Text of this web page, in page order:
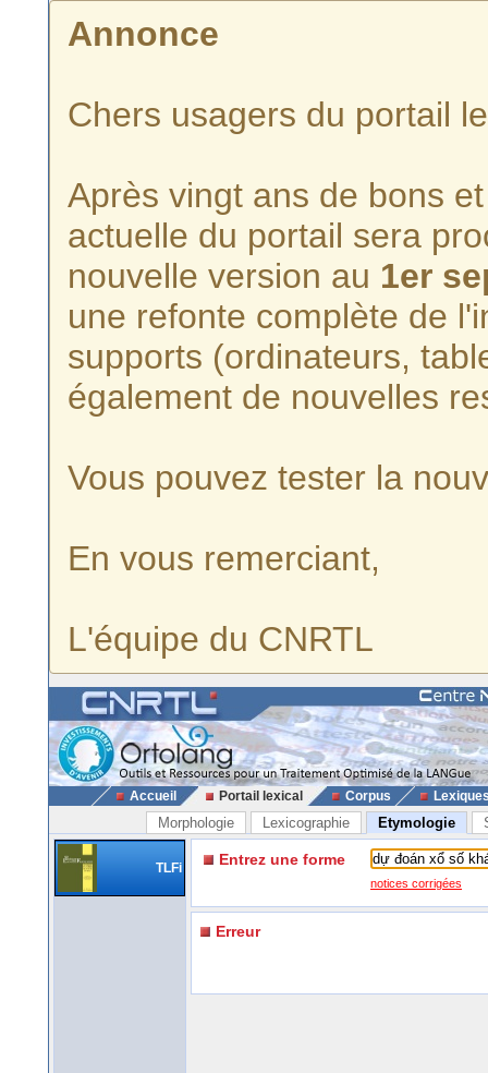
Annonce
Chers usagers du portail
Après vingt ans de bons
actuelle du portail sera
nouvelle version au 1er
une refonte complète de
supports (ordinateurs,
également de nouvelles
Vous pouvez tester la
En vous remerciant,
L'équipe du CNRTL
Accueil Portail lexical Corpus
Morphologie Lexicographie Etymologie
TLFi Entrez une forme
notices corrigées
Erreur